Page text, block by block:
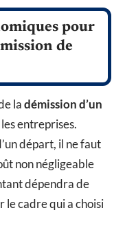
pour
de
ladémission d’un
entreprises.
départ, il ne faut
non négligeable
dépendra de
le cadre qui a choisi